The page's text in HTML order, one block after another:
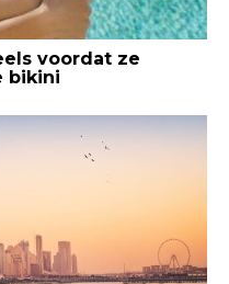
voordat ze
bikini